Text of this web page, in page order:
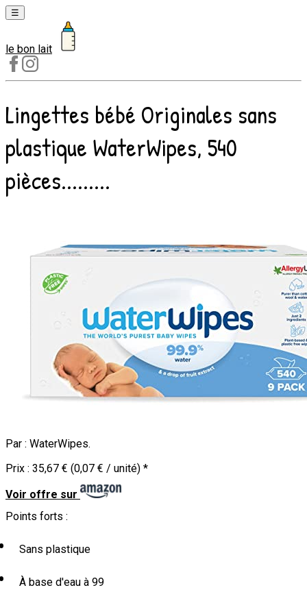
☰
Laits
1er
âge
Laits
2e
âge
Laits
de
le bon lait
Lingettes bébé Originales sans
plastique WaterWipes, 540
pièces.........
Par : WaterWipes.
Prix : 35,67 € (0,07 € / unité) *
Voir offre sur
Points forts :
Sans plastique
À base d'eau à 99